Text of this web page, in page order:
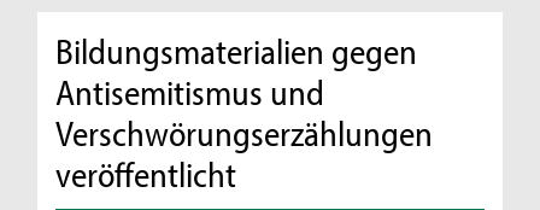
Bildungsmaterialien gegen
Antisemitismus und
Verschwörungserzählungen
veröffentlicht